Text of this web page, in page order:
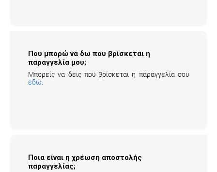
Που μπορώ να δω που βρίσκεται η
παραγγελία μου;
Μπορείς να δεις που βρίσκεται η παραγγελία σου
εδώ
Ποια είναι η χρέωση αποστολής
παραγγελίας;